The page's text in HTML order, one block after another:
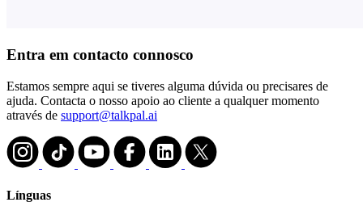
Entra em contacto connosco
Estamos sempre aqui se tiveres alguma dúvida ou precisares de
ajuda. Contacta o nosso apoio ao cliente a qualquer momento
através de support@talkpal.ai
Línguas